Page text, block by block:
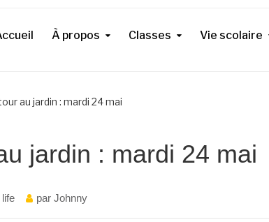
À propos Classes Vie scolaire
au jardin : mardi 24 mai
jardin : mardi 24 mai
par Johnny